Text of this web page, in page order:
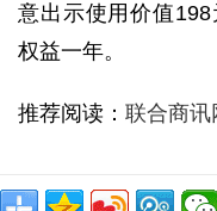
意出示使用价值
权益一年。
推荐阅读： 联合商讯